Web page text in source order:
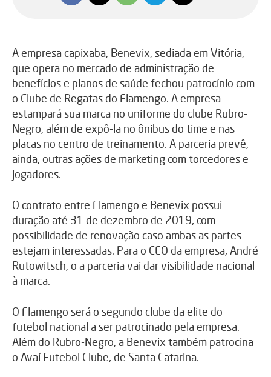
A empresa capixaba, Benevix, sediada em Vitória,
que opera no mercado de administração de
benefícios e planos de saúde fechou patrocínio com
o Clube de Regatas do Flamengo. A empresa
estampará sua marca no uniforme do clube Rubro-
Negro, além de expô-la no ônibus do time e nas
placas no centro de treinamento. A parceria prevê,
ainda, outras ações de marketing com torcedores e
jogadores.
O contrato entre Flamengo e Benevix possui
duração até 31 de dezembro de 2019, com
possibilidade de renovação caso ambas as partes
estejam interessadas. Para o CEO da empresa, André
Rutowitsch, o a parceria vai dar visibilidade nacional
à marca.
O Flamengo será o segundo clube da elite do
futebol nacional a ser patrocinado pela empresa.
Além do Rubro-Negro, a Benevix também patrocina
o Avaí Futebol Clube, de Santa Catarina.